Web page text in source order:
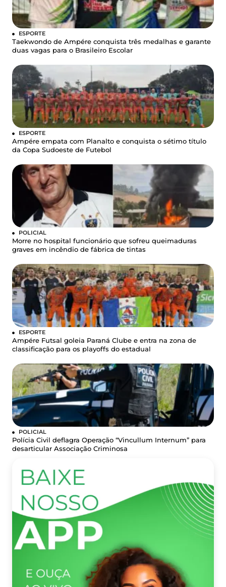
ESPORTE
Taekwondo de Ampére conquista três medalhas e garante
duas vagas para o Brasileiro Escolar
ESPORTE
Ampére empata com Planalto e conquista o sétimo título
da Copa Sudoeste de Futebol
POLICIAL
Morre no hospital funcionário que sofreu queimaduras
graves em incêndio de fábrica de tintas
ESPORTE
Ampére Futsal goleia Paraná Clube e entra na zona de
classificação para os playoffs do estadual
POLICIAL
Polícia Civil deflagra Operação “Vincullum Internum” para
desarticular Associação Criminosa